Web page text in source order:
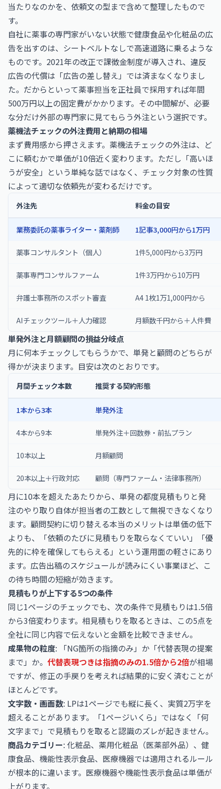
当たりなのかを、依頼文の型まで含めて整理したもので
す。
自社に薬事の専門家がいない状態で健康食品や化粧品の広
告を出すのは、シートベルトなしで高速道路に乗るような
ものです。2021年の改正で課徴金制度が導入され、違反
広告の代償は「広告の差し替え」では済まなくなりまし
た。だからといって薬事担当を正社員で採用すれば年間
500万円以上の固定費がかかります。その中間解が、必要
な分だけ外部の専門家に見てもらう外注という選択です。
薬機法チェックの外注費用と納期の相場
まず費用感から押さえます。薬機法チェックの外注は、ど
こに頼むかで単価が10倍近く変わります。ただし「高いほ
うが安全」という単純な話ではなく、チェック対象の性質
によって適切な依頼先が変わるだけです。
外注先 料金の目安
業務委託の薬事ライター・薬剤師 1記事3,000円から1万円
薬事コンサルタント（個人） 1件5,000円から3万円
薬事専門コンサルファーム 1件3万円から10万円
弁護士事務所のスポット審査 A4 1枚1万1,000円から
AIチェックツール＋人力確認 月額数千円から＋人件費
単発外注と月額顧問の損益分岐点
月に何本チェックしてもらうかで、単発と顧問のどちらが
得かが決まります。目安は次のとおりです。
月間チェック本数 推奨する契約形態
1本から3本 単発外注
4本から9本 単発外注＋回数券・前払プラン
10本以上 月額顧問
20本以上＋行政対応 顧問（専門ファーム・法律事務所）
月に10本を超えたあたりから、単発の都度見積もりと発
注のやり取り自体が担当者の工数として無視できなくなり
ます。顧問契約に切り替える本当のメリットは単価の低下
よりも、「依頼のたびに見積もりを取らなくていい」「優
先的に枠を確保してもらえる」という運用面の軽さにあり
ます。広告出稿のスケジュールが読みにくい事業ほど、こ
の待ち時間の短縮が効きます。
見積もりが上下する5つの条件
同じ1ページのチェックでも、次の条件で見積もりは1.5倍
から3倍変わります。相見積もりを取るときは、この5点を
全社に同じ内容で伝えないと金額を比較できません。
成果物の粒度: 「NG箇所の指摘のみ」か「代替表現の提案
まで」か。 代替表現つきは指摘のみの1.5倍から2倍が相場
ですが、修正の手戻りを考えれば結果的に安く済むことが
ほとんどです。
文字数・画面数: LPは1ページでも縦に長く、実質2万字を
超えることがあります。「1ページいくら」ではなく「何
文字まで」で見積もりを取ると認識のズレが起きません。
商品カテゴリー: 化粧品、薬用化粧品（医薬部外品）、健
康食品、機能性表示食品、医療機器では適用されるルール
が根本的に違います。医療機器や機能性表示食品は単価が
上がります。